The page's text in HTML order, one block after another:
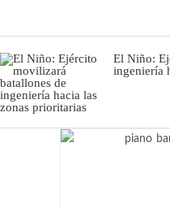
El Niño:
ingeniería